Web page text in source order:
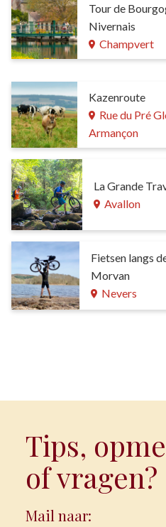
Tour de
Nivernais
Champvert
Kazenroute
Rue du Pré
Armançon
La Grande
Avallon
Fietsen langs
Morvan
Nevers
Tips,
of vragen?
Mail naar: